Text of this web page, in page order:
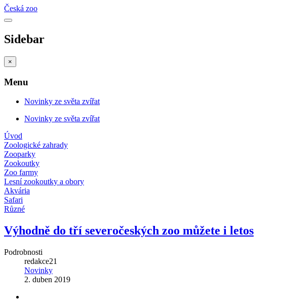
Česká zoo
Sidebar
×
Menu
Novinky ze světa zvířat
Novinky ze světa zvířat
Úvod
Zoologické zahrady
Zooparky
Zookoutky
Zoo farmy
Lesní zookoutky a obory
Akvária
Safari
Různé
Výhodně do tří severočeských zoo můžete i letos
Podrobnosti
redakce21
Novinky
2. duben 2019